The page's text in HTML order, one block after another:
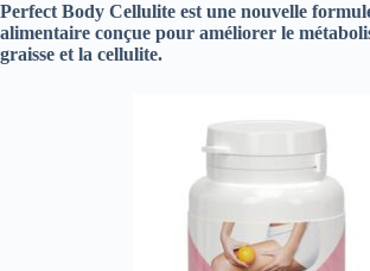
Perfect Body Cellulite est une nouvelle
alimentaire conçue pour améliorer le
graisse et la cellulite.